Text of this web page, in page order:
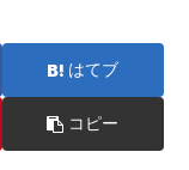
はてブ
コピー